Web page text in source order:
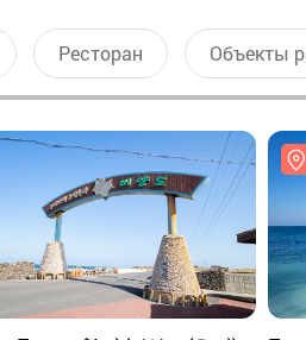
Ресторан Объекты